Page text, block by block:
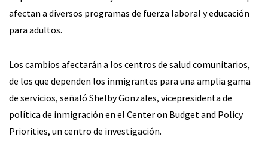
afectan a diversos programas de fuerza laboral y educación
para adultos.
Los cambios afectarán a los centros de salud comunitarios,
de los que dependen los inmigrantes para una amplia gama
de servicios, señaló Shelby Gonzales, vicepresidenta de
política de inmigración en el Center on Budget and Policy
Priorities, un centro de investigación.